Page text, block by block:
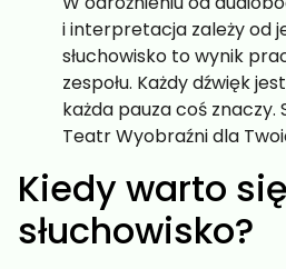
i interpretacja zależy od
słuchowisko to wynik
zespołu. Każdy dźwięk
każda pauza coś znaczy.
Teatr Wyobraźni dla
Kiedy warto
słuchowisko?